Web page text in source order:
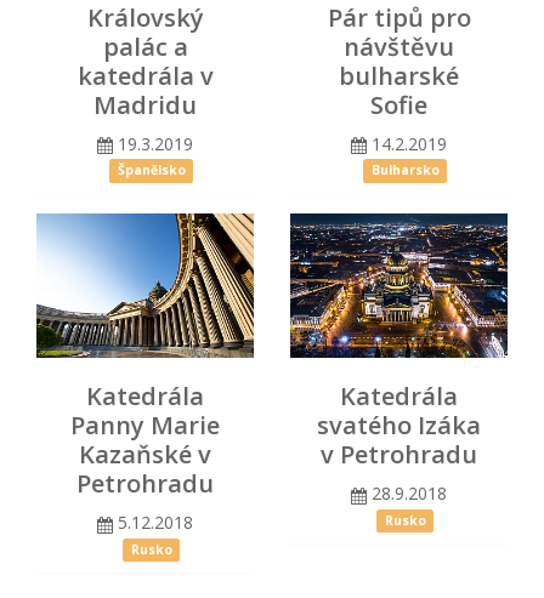
Královský
palác a
katedrála v
Madridu
19.3.2019
Španělsko
Pár tipů pro
návštěvu
bulharské
Sofie
14.2.2019
Bulharsko
Katedrála
Panny Marie
Kazaňské v
Petrohradu
5.12.2018
Rusko
Katedrála
svatého Izáka
v Petrohradu
28.9.2018
Rusko